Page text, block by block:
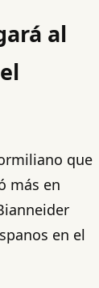
al
que
más en
en el